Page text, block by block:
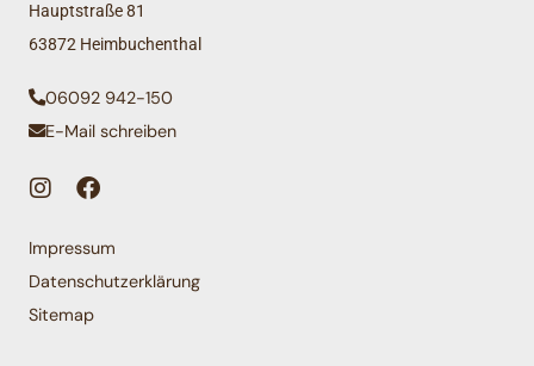
Hauptstraße 81
63872 Heimbuchenthal
06092 942-150
E-Mail schreiben
Impressum
Datenschutzerklärung
Sitemap